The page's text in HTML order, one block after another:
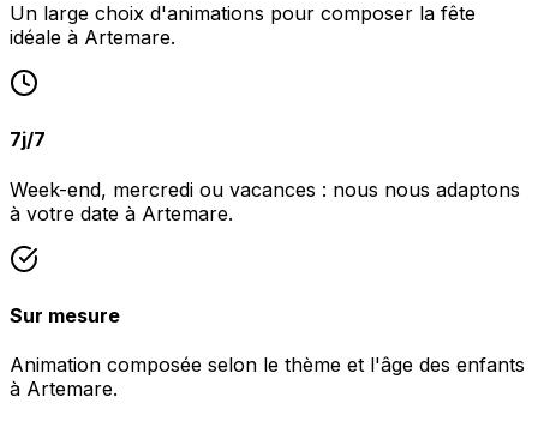
Un large choix d'animations pour composer la fête
idéale à Artemare.
7j/7
Week-end, mercredi ou vacances : nous nous adaptons
à votre date à Artemare.
Sur mesure
Animation composée selon le thème et l'âge des enfants
à Artemare.